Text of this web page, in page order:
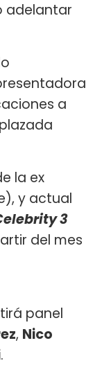
adelantar
a
la ex
y actual
3
del mes
panel
, Nico
.